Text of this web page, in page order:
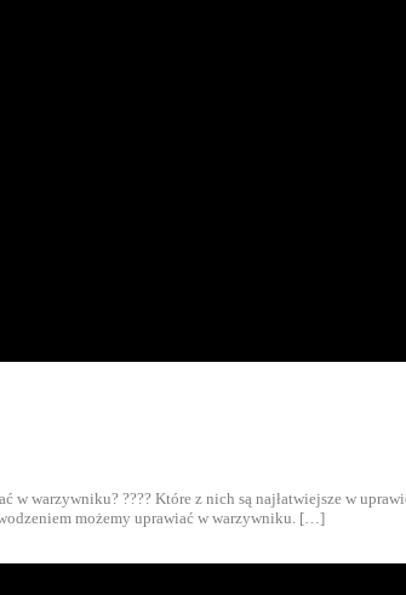
w warzywniku? ???? Które z nich są najłatwiejsze w
możemy uprawiać w warzywniku. […]